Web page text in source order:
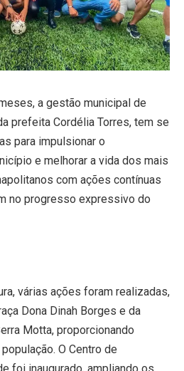
a gestão municipal de
prefeita Cordélia Torres, tem se
para impulsionar o
e melhorar a vida dos mais
com ações contínuas
no progresso expressivo do
várias ações foram realizadas,
Dona Dinah Borges e da
Motta, proporcionando
O Centro de